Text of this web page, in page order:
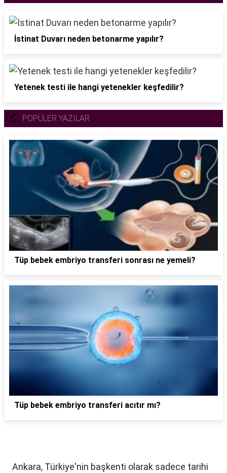
İstinat Duvarı neden betonarme yapılır?
Yetenek testi ile hangi yetenekler keşfedilir?
POPÜLER YAZILAR
Tüp bebek embriyo transferi sonrası ne yemeli?
Tüp bebek embriyo transferi acıtır mı?
Ankara, Türkiye'nin başkenti olarak sadece tarihi